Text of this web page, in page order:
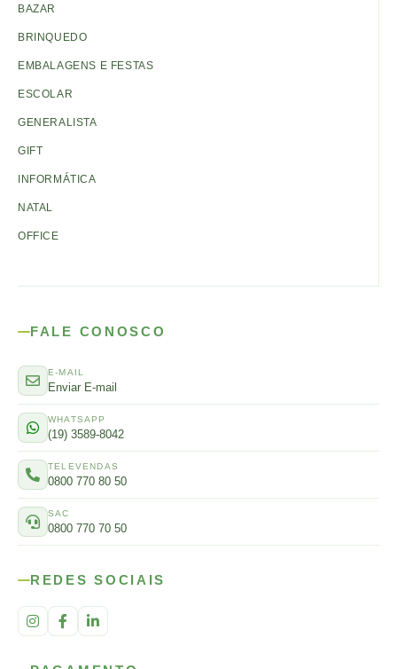
BAZAR
BRINQUEDO
EMBALAGENS E FESTAS
ESCOLAR
GENERALISTA
GIFT
INFORMÁTICA
NATAL
OFFICE
FALE CONOSCO
E-MAIL
Enviar E-mail
WHATSAPP
(19) 3589-8042
TELEVENDAS
0800 770 80 50
SAC
0800 770 70 50
REDES SOCIAIS